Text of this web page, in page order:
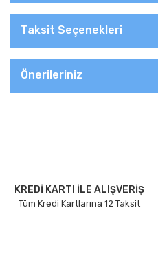
Taksit Seçenekleri
Önerileriniz
KREDİ KARTI İLE ALIŞVERİŞ
Tüm Kredi Kartlarına 12 Taksit